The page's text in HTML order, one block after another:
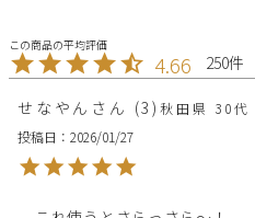
4.66 250
せなやん 3 秋田県 30代
投稿日
2026/01/27